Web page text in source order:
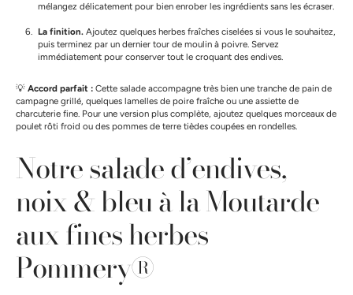
mélangez délicatement pour bien enrober les ingrédients sans les écraser.
La finition. Ajoutez quelques herbes fraîches ciselées si vous le souhaitez,
puis terminez par un dernier tour de moulin à poivre. Servez
immédiatement pour conserver tout le croquant des endives.
💡 Accord parfait : Cette salade accompagne très bien une tranche de pain de
campagne grillé, quelques lamelles de poire fraîche ou une assiette de
charcuterie fine. Pour une version plus complète, ajoutez quelques morceaux de
poulet rôti froid ou des pommes de terre tièdes coupées en rondelles.
Notre salade d’endives,
noix & bleu à la Moutarde
aux fines herbes
Pommery®